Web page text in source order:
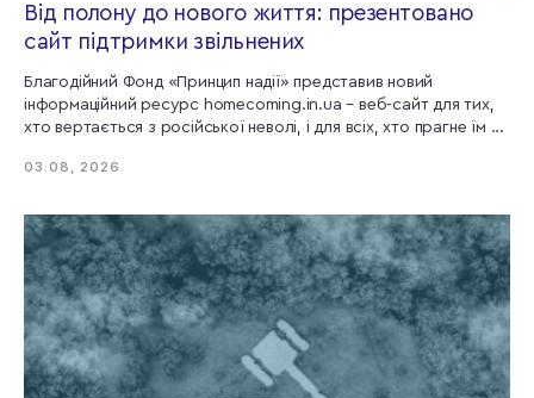
Від полону до нового життя: презентовано
сайт підтримки звільнених
Благодійний Фонд «Принцип надії» представив новий
інформаційний ресурс homecoming.in.ua – веб-cайт для тих,
хто вертається з російської неволі, і для всіх, хто прагне їм ...
03.08, 2026